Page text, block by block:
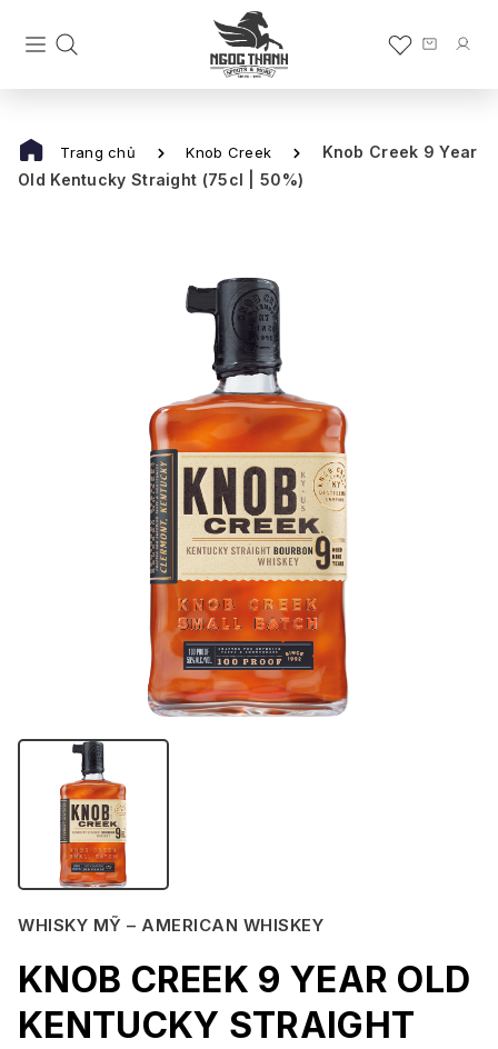
Trang chủ Knob Creek
Knob Creek 9 Year
Old Kentucky Straight (75cl | 50%)
WHISKY MỸ – AMERICAN WHISKEY
KNOB CREEK 9 YEAR OLD
KENTUCKY STRAIGHT